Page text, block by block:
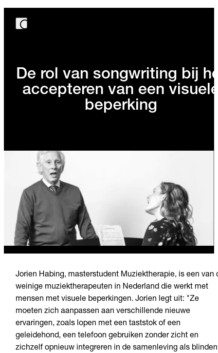
De rol van songwriting bij
accepteren van een
beperking
Jorien Habing, masterstudent Muziektherapie, is een van
weinige muziektherapeuten in Nederland die werkt met
mensen met visuele beperkingen. Jorien legt uit: "Ze
moeten zich aanpassen aan verschillende nieuwe
ervaringen, zoals lopen met een taststok of een
geleidehond, een telefoon gebruiken zonder zicht en
zichzelf opnieuw integreren in de samenleving als blinden